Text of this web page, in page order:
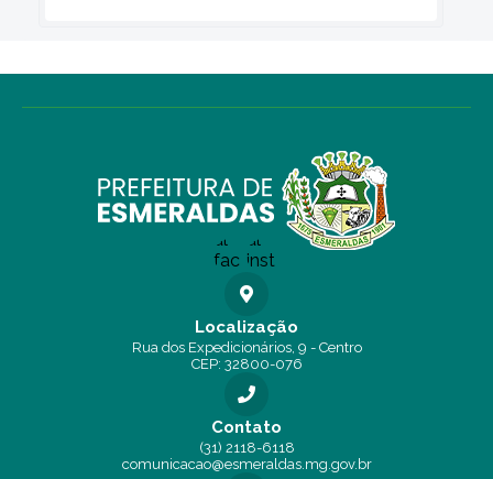
Localização
Rua dos Expedicionários, 9 - Centro
CEP: 32800-076
Contato
(31) 2118-6118
comunicacao@esmeraldas.mg.gov.br